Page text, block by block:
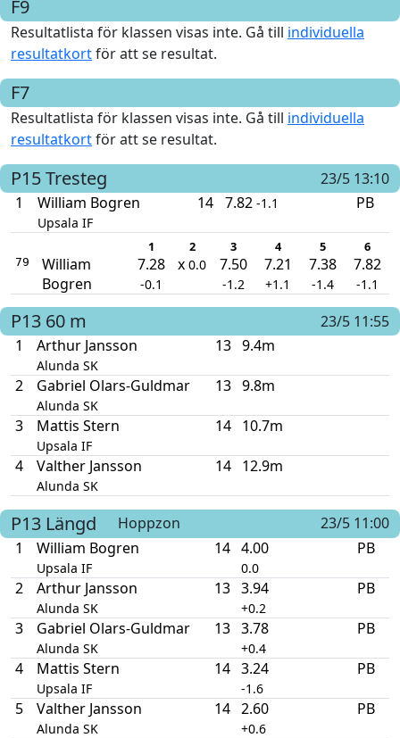
F9
Resultatlista för klassen visas inte. Gå till individuella
resultatkortför att se resultat.
F7
Resultatlista för klassen visas inte. Gå till individuella
resultatkortför att se resultat.
P15Tresteg
23/5 13:10
1
William Bogren
Upsala IF
14 7.82 -1.1 PB
1 2 3 4 5 6
79
William
Bogren
7.28
-0.1
x 0.0 7.50
-1.2
7.21
+1.1
7.38
-1.4
7.82
-1.1
P13 60 m
23/5 11:55
1
Arthur Jansson
Alunda SK
13 9.4m
2 Gabriel Olars-Guldmar
Alunda SK
13 9.8m
3 Mattis Stern
Upsala IF
14 10.7m
4 Valther Jansson
Alunda SK
14 12.9m
P13 Längd Hoppzon
23/5 11:00
1
William Bogren
Upsala IF
14 4.00
0.0
PB
2 Arthur Jansson
Alunda SK
13 3.94
+0.2
PB
3 Gabriel Olars-Guldmar
Alunda SK
13 3.78
+0.4
PB
4 Mattis Stern
Upsala IF
14 3.24
-1.6
PB
5 Valther Jansson
Alunda SK
14 2.60
+0.6
PB